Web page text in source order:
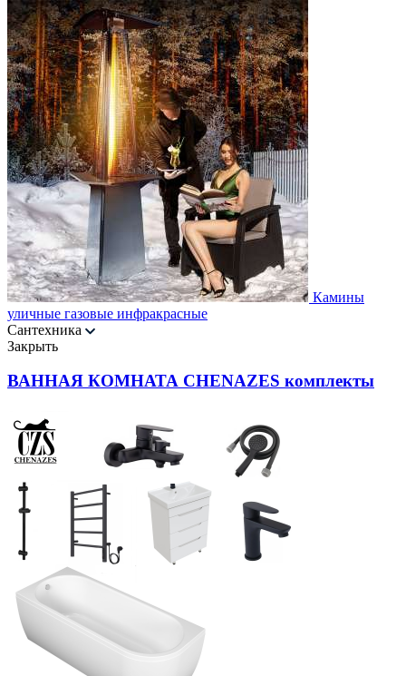
Камины
уличные газовые инфракрасные
Сантехника
Закрыть
ВАННАЯ КОМНАТА CHENAZES комплекты